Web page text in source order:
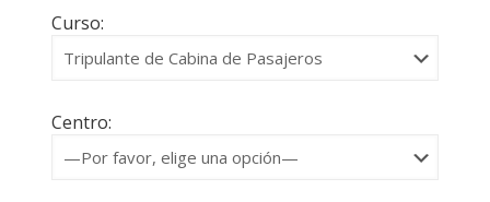
Curso:
Centro: